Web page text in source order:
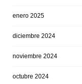
enero 2025
diciembre 2024
noviembre 2024
octubre 2024